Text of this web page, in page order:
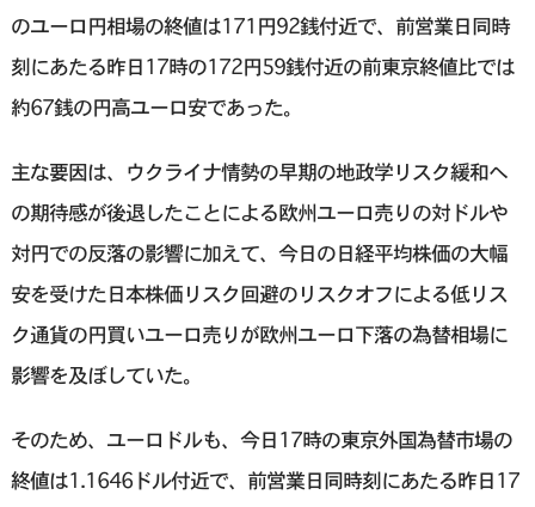
のユーロ円相場の終値は171円92銭付近で、前営業日同時
刻にあたる昨日17時の172円59銭付近の前東京終値比では
約67銭の円高ユーロ安であった。
主な要因は、ウクライナ情勢の早期の地政学リスク緩和へ
の期待感が後退したことによる欧州ユーロ売りの対ドルや
対円での反落の影響に加えて、今日の日経平均株価の大幅
安を受けた日本株価リスク回避のリスクオフによる低リス
ク通貨の円買いユーロ売りが欧州ユーロ下落の為替相場に
影響を及ぼしていた。
そのため、ユーロドルも、今日17時の東京外国為替市場の
終値は1.1646ドル付近で、前営業日同時刻にあたる昨日17